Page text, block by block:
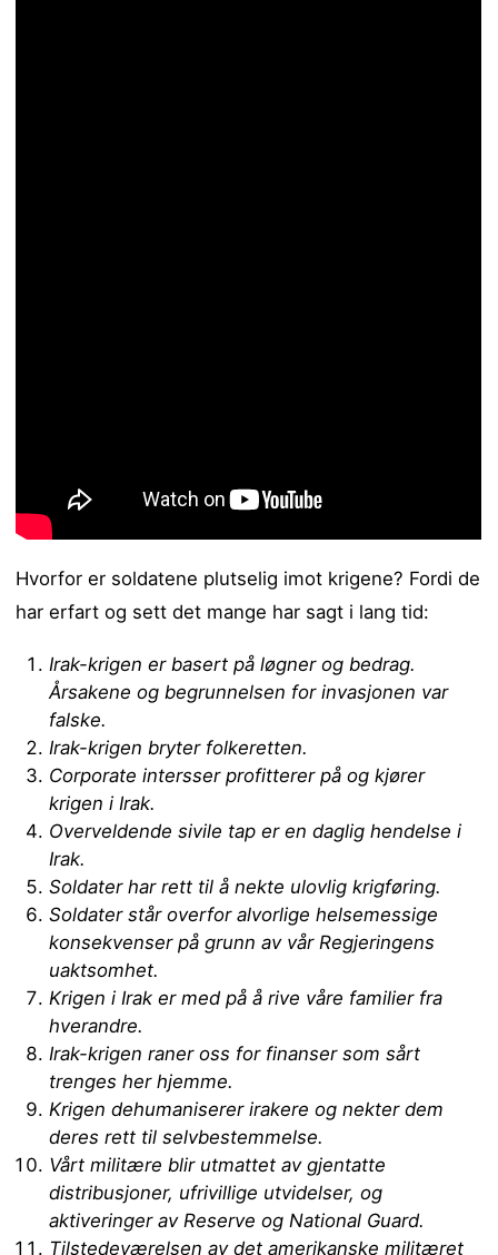
Hvorfor er soldatene plutselig imot krigene? Fordi de
har erfart og sett det mange har sagt i lang tid:
Irak-krigen er basert på løgner og bedrag.
Årsakene og begrunnelsen for invasjonen var
falske.
Irak-krigen bryter folkeretten.
Corporate intersser profitterer på og kjører
krigen i Irak.
Overveldende sivile tap er en daglig hendelse i
Irak.
Soldater har rett til å nekte ulovlig krigføring.
Soldater står overfor alvorlige helsemessige
konsekvenser på grunn av vår Regjeringens
uaktsomhet.
Krigen i Irak er med på å rive våre familier fra
hverandre.
Irak-krigen raner oss for finanser som sårt
trenges her hjemme.
Krigen dehumaniserer irakere og nekter dem
deres rett til selvbestemmelse.
Vårt militære blir utmattet av gjentatte
distribusjoner, ufrivillige utvidelser, og
aktiveringer av Reserve og National Guard.
Tilstedeværelsen av det amerikanske militæret